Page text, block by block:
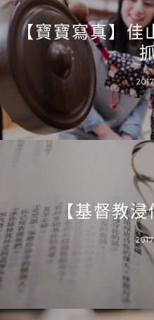
【寶寶寫真】佳
【基督教浸